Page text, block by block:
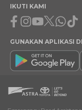
IKUTI KAMI
Facebook
Instagram
Youtube
X
GUNAKAN APLIKASI